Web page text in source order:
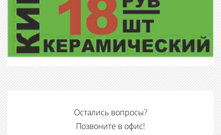
Остались вопросы?
Позвоните в офис!